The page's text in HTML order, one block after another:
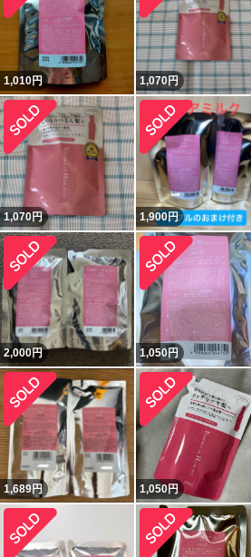
1,010円 1,070円
1,070円 1,900円
2,000円 1,050円
1,689円 1,050円